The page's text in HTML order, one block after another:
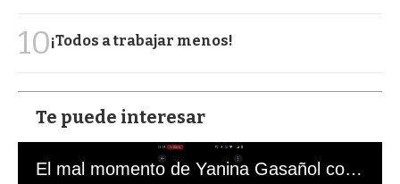
10¡Todos a trabajar menos!
Te puede interesar
El mal momento de Yanina Gasañol con un hincha argentino en "Subrayado"